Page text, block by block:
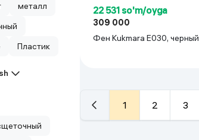
металл
Пластик
22 531 so'm/oyga
309 000
Фен Kukmara E030, черный
1 2 3